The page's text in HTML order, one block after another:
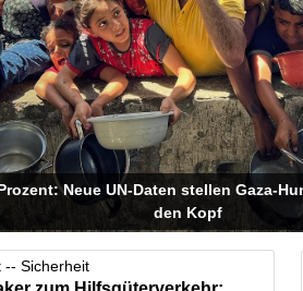
Neue UN-Daten stellen Gaza-
den Kopf
-- Sicherheit